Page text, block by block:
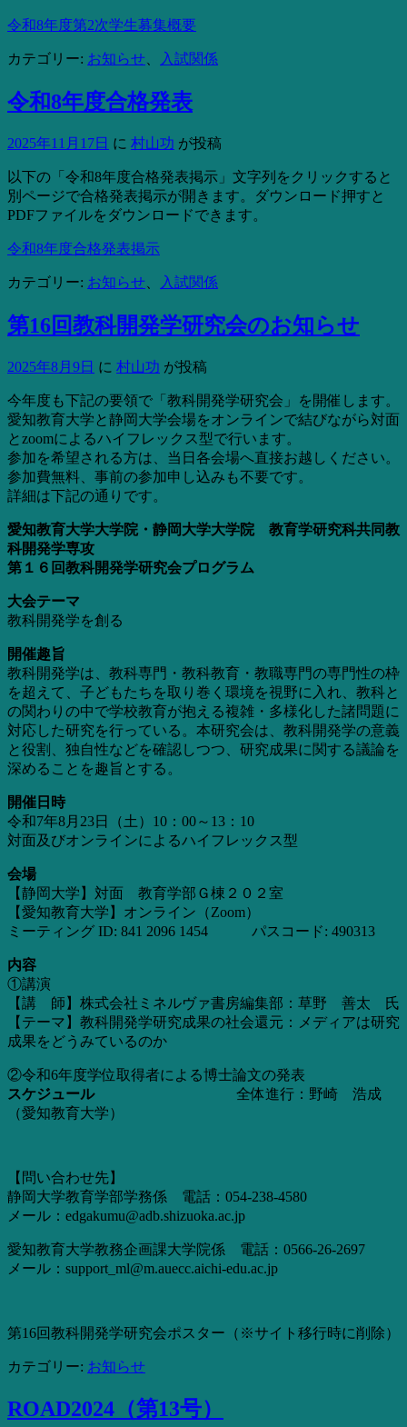
令和8年度第2次学生募集概要
カテゴリー: お知らせ 入試関係
令和8年度合格発表
2025年11月17日 に 村山功 が投稿
以下の「令和8年度合格発表掲示」文字列をクリックすると
別ページで合格発表掲示が開きます。ダウンロード押すと
PDFファイルをダウンロードできます。
令和8年度合格発表掲示
カテゴリー: お知らせ 入試関係
第16回教科開発学研究会のお知らせ
2025年8月9日 に 村山功 が投稿
今年度も下記の要領で「教科開発学研究会」を開催します。
愛知教育大学と静岡大学会場をオンラインで結びながら対面
とzoomによるハイフレックス型で行います。
参加を希望される方は、当日各会場へ直接お越しください。
参加費無料、事前の参加申し込みも不要です。
詳細は下記の通りです。
愛知教育⼤学⼤学院・静岡⼤学⼤学院 教育学研究科共同教
科開発学専攻
第１６回教科開発学研究会プログラム
大会テーマ
教科開発学を創る
開催趣旨
教科開発学は、教科専門・教科教育・教職専門の専門性の枠
を超えて、子どもたちを取り巻く環境を視野に入れ、教科と
の関わりの中で学校教育が抱える複雑・多様化した諸問題に
対応した研究を行っている。本研究会は、教科開発学の意義
と役割、独自性などを確認しつつ、研究成果に関する議論を
深めることを趣旨とする。
開催日時
令和7年8月23日（土）10：00～13：10
対面及びオンラインによるハイフレックス型
会場
【静岡大学】対面 教育学部Ｇ棟２０２室
【愛知教育大学】オンライン（Zoom）
ミーティング ID: 841 2096 1454 パスコード: 490313
内容
①講演
【講 師】株式会社ミネルヴァ書房編集部：草野 善太 氏
【テーマ】教科開発学研究成果の社会還元：メディアは研究
成果をどうみているのか
②令和6年度学位取得者による博士論文の発表
スケジュール
全体進行：野崎 浩成
（愛知教育大学）
【問い合わせ先】
静岡大学教育学部学務係 電話：054-238-4580
メール：edgakumu@adb.shizuoka.ac.jp
愛知教育大学教務企画課大学院係 電話：0566-26-2697
メール：support_ml@m.auecc.aichi-edu.ac.jp
第16回教科開発学研究会ポスター（※サイト移行時に削除）
カテゴリー: お知らせ
ROAD2024（第13号）